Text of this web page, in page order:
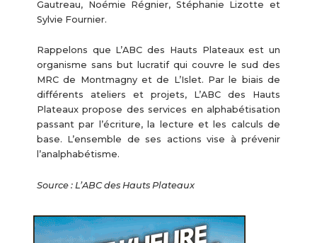
Gautreau, Noémie Régnier, Stéphanie Lizotte et
Sylvie Fournier.
Rappelons que L’ABC des Hauts Plateaux est un
organisme sans but lucratif qui couvre le sud des
MRC de Montmagny et de L’Islet. Par le biais de
différents ateliers et projets, L’ABC des Hauts
Plateaux propose des services en alphabétisation
passant par l’écriture, la lecture et les calculs de
base. L’ensemble de ses actions vise à prévenir
l’analphabétisme.
Source : L’ABC des Hauts Plateaux